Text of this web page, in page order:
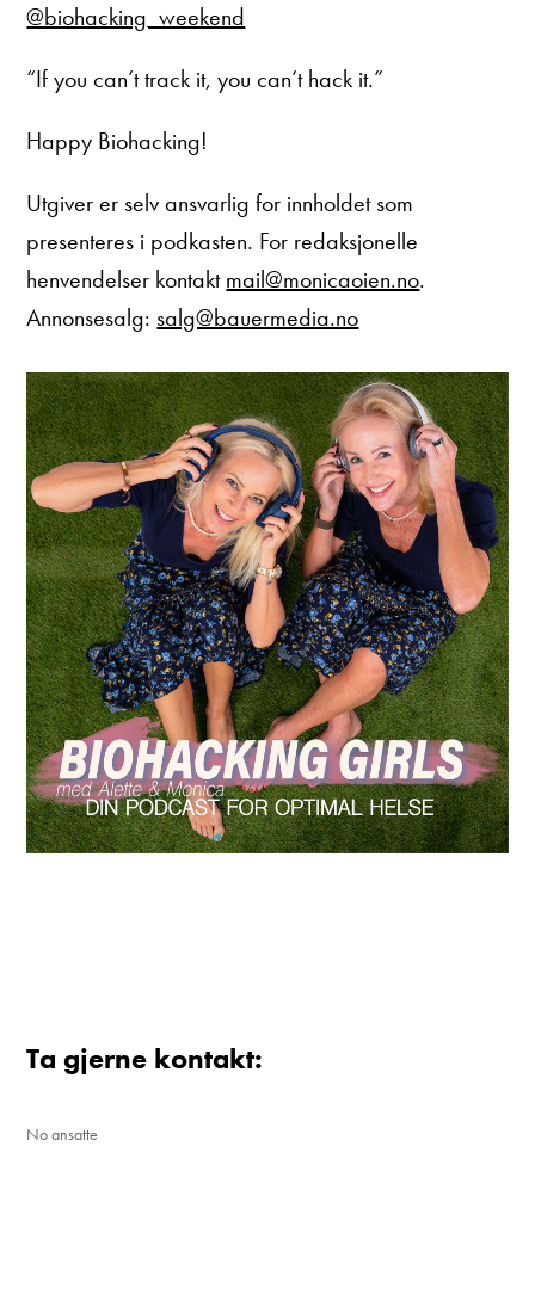
@biohacking_weekend
“If you can’t track it, you can’t hack it.”
Happy Biohacking!
Utgiver er selv ansvarlig for innholdet som
presenteres i podkasten. For redaksjonelle
henvendelser kontaktmail@monicaoien.no.
Annonsesalg: salg@bauermedia.no
Ta gjerne kontakt:
No ansatte